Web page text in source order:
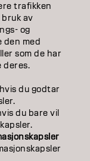
trafikken
bruk av
og
den med
som de har
deres.
hvis du godtar
du bare vil